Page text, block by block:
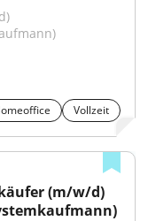
Vollzeit
(m/w/d)